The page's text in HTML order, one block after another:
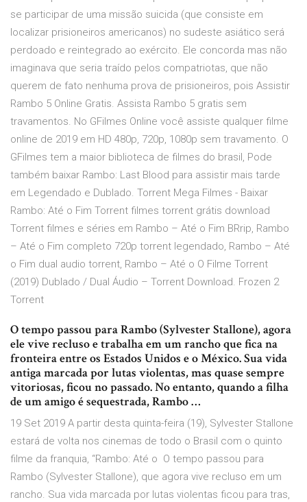
se participar de uma missão suicida (que consiste em
localizar prisioneiros americanos) no sudeste asiático será
perdoado e reintegrado ao exército. Ele concorda mas não
imaginava que seria traído pelos compatriotas, que não
querem de fato nenhuma prova de prisioneiros, pois Assistir
Rambo 5 Online Gratis. Assista Rambo 5 gratis sem
travamentos. No GFilmes Online você assiste qualquer filme
online de 2019 em HD 480p, 720p, 1080p sem travamento. O
GFilmes tem a maior biblioteca de filmes do brasil, Pode
também baixar Rambo: Last Blood para assistir mais tarde
em Legendado e Dublado. Torrent Mega Filmes - Baixar
Rambo: Até o Fim Torrent filmes torrent grátis download
Torrent filmes e séries em Rambo – Até o Fim BRrip, Rambo
– Até o Fim completo 720p torrent legendado, Rambo – Até
o Fim dual audio torrent, Rambo – Até o O Filme Torrent
(2019) Dublado / Dual Áudio – Torrent Download. Frozen 2
Torrent
O tempo passou para Rambo (Sylvester Stallone), agora
ele vive recluso e trabalha em um rancho que fica na
fronteira entre os Estados Unidos e o México. Sua vida
antiga marcada por lutas violentas, mas quase sempre
vitoriosas, ficou no passado. No entanto, quando a filha
de um amigo é sequestrada, Rambo …
19 Set 2019 A partir desta quinta-feira (19), Sylvester Stallone
estará de volta nos cinemas de todo o Brasil com o quinto
filme da franquia, “Rambo: Até o O tempo passou para
Rambo (Sylvester Stallone), que agora vive recluso em um
rancho. Sua vida marcada por lutas violentas ficou para tras,